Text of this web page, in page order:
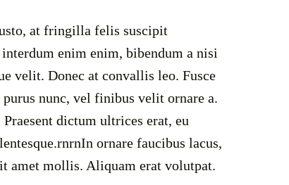
at fringilla felis suscipit
enim enim, bibendum a nisi
velit. Donec at convallis leo. Fusce
nunc, vel finibus velit ornare a.
dictum ultrices erat, eu
ornare faucibus lacus,
amet mollis. Aliquam erat volutpat.